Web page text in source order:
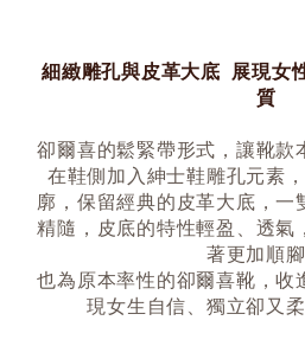
細緻雕孔與皮革大底 展現女
質
卻爾喜的鬆緊帶形式，讓靴款
在鞋側加入紳士鞋雕孔元素
廓，保留經典的皮革大底，一
精隨，皮底的特性輕盈、透氣
著更加順腳
也為原本率性的卻爾喜靴，收
現女生自信、獨立卻又